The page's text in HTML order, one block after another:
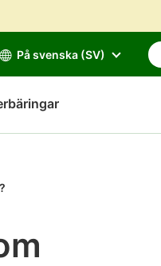
På svenska (SV)